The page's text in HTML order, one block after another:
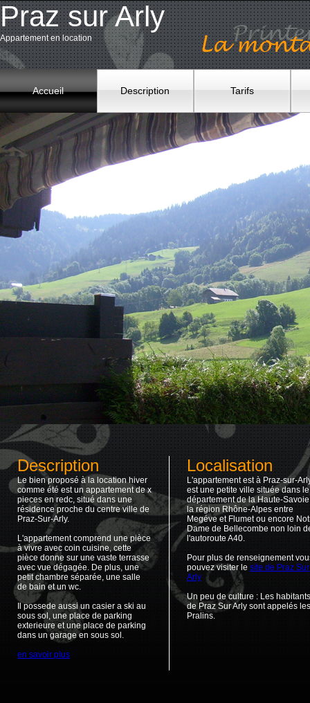
Praz sur Arly
Appartement en location
Accueil Description Tarifs
Description
Le bien proposé à la location hiver
comme été est un appartement de x
pieces en redc, situé dans une
résidence proche du centre ville de
Praz-Sur-Arly.
L'appartement comprend une pièce
à vivre avec coin cuisine, cette
pièce donne sur une vaste terrasse
avec vue dégagée. De plus, une
petit chambre séparée, une salle
de bain et un wc.
Il possede aussi un casier a ski au
sous sol, une place de parking
exterieure et une place de parking
dans un garage en sous sol.
en savoir plus
Localisation
L'appartement est à Praz-sur-
est une petite ville située dans le
département de la Haute-
la région Rhône-Alpes entre
Megéve et Flumet ou encore
Dame de Bellecombe non loin
l'autoroute A40.
Pour plus de renseignement
pouvez visiter le site de Praz Sur
Arly
Un peu de culture : Les habitants
de Praz Sur Arly sont appelés les
Pralins.